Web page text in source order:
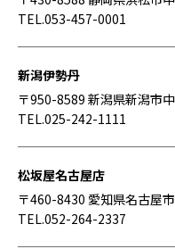
TEL.053-457-0001
新潟伊勢丹
〒950-8589 新潟県新潟市
TEL.025-242-1111
松坂屋名古屋店
〒460-8430 愛知県名古屋
TEL.052-264-2337